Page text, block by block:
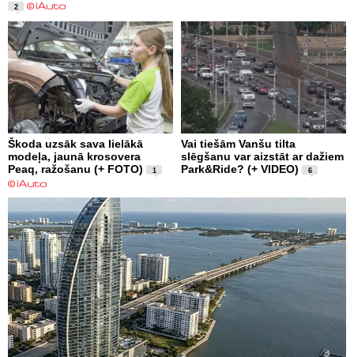
2
Škoda uzsāk sava lielākā
modeļa, jaunā krosovera
Peaq, ražošanu (+ FOTO)
1
Vai tiešām Vanšu tilta
slēgšanu var aizstāt ar dažiem
Park&Ride? (+ VIDEO)
6